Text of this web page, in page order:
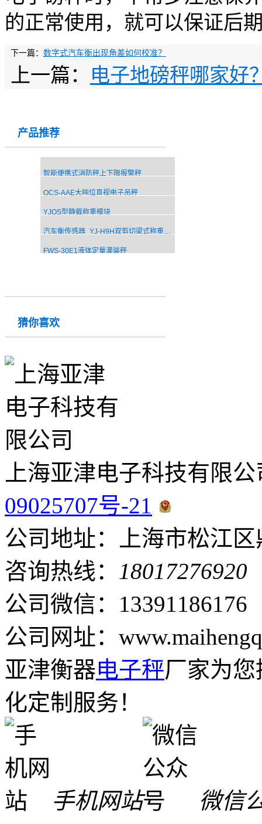
的正常使用，就可以保证后
下一篇： 数字式汽车衡出现角差如何校准？
上一篇： 电子地磅秤哪家好
产品推荐
智能便携式消防秤上下限报警秤
OCS-AAE大吨位直视电子吊秤
YJQS型静载称重模块
FWS-30E1液体定量灌装秤
猜你喜欢
上海亚津电子科技有限
09025707号-21
公司地址：上海市松江区
咨询热线： 18017276920
公司微信：13391186176
公司网址：
亚津衡器电子秤厂家为
化定制服务！
手机网站 微信